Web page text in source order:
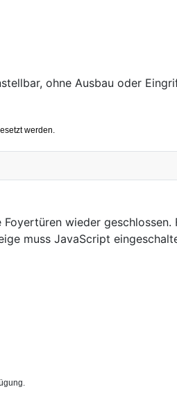
ohne Ausbau oder
werden.
wieder
muss JavaScript